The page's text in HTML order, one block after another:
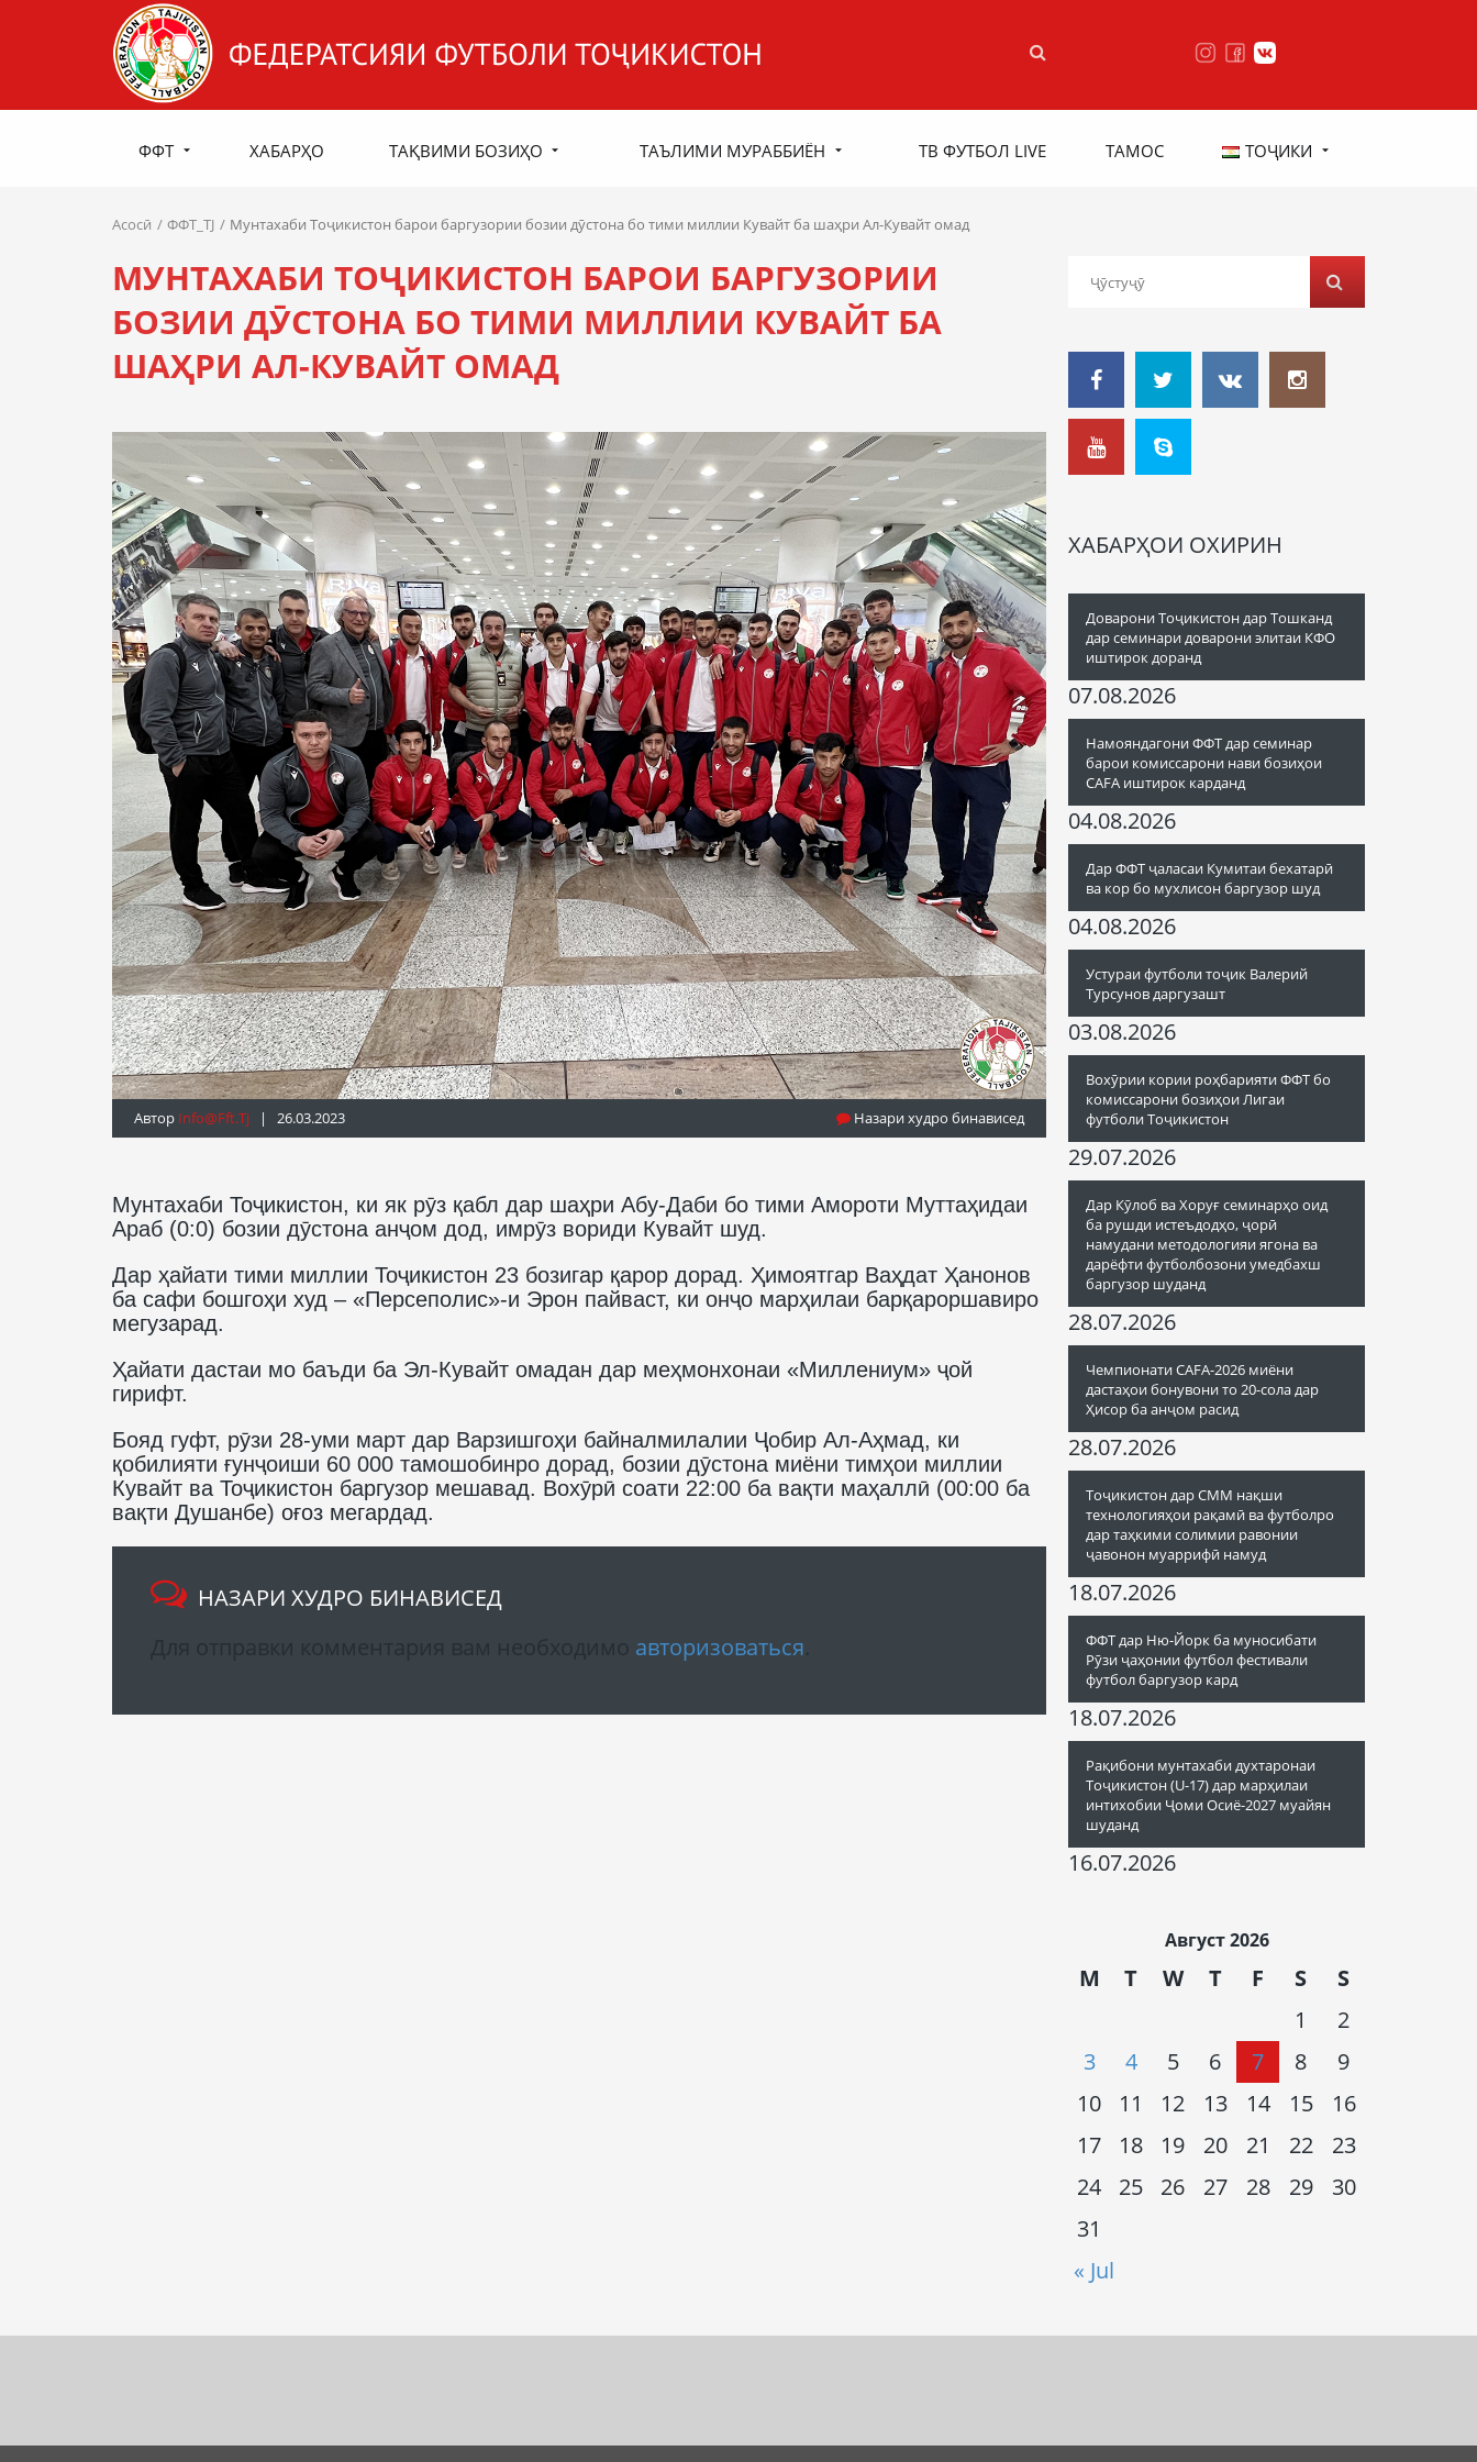
ФФТ ХАБАРҲО ТАҚВИМИ БОЗИҲО ТАЪЛИМИ МУРАББИЁН ТВ ФУТБОЛ LIVE ТАМОС ТОҶИКИ
Асосӣ ФФТ_TJ Мунтахаби Тоҷикистон барои баргузории бозии дӯстона бо тими миллии Кувайт ба шаҳри Ал-Кувайт омад
МУНТАХАБИ ТОҶИКИСТОН БАРОИ БАРГУЗОРИИ
БОЗИИ ДӮСТОНА БО ТИМИ МИЛЛИИ КУВАЙТ БА
ШАҲРИ АЛ-КУВАЙТ ОМАД
Автор Info@fft.tj | 26.03.2023 Назари худро бинависед
Мунтахаби Тоҷикистон, ки як рӯз қабл дар шаҳри Абу-Даби бо тими Амороти Муттаҳидаи
Араб (0:0) бозии дӯстона анҷом дод, имрӯз вориди Кувайт шуд.
Дар ҳайати тими миллии Тоҷикистон 23 бозигар қарор дорад. Ҳимоятгар Ваҳдат Ҳанонов
ба сафи бошгоҳи худ – «Персеполис»-и Эрон пайваст, ки онҷо марҳилаи барқароршавиро
мегузарад.
Ҳайати дастаи мо баъди ба Эл-Кувайт омадан дар меҳмонхонаи «Миллениум» ҷой
гирифт.
Бояд гуфт, рӯзи 28-уми март дар Варзишгоҳи байналмилалии Ҷобир Ал-Аҳмад, ки
қобилияти ғунҷоиши 60 000 тамошобинро дорад, бозии дӯстона миёни тимҳои миллии
Кувайт ва Тоҷикистон баргузор мешавад. Вохӯрӣ соати 22:00 ба вақти маҳаллӣ (00:00 ба
вақти Душанбе) оғоз мегардад.
НАЗАРИ ХУДРО БИНАВИСЕД
авторизоваться
ХАБАРҲОИ ОХИРИН
Доварони Тоҷикистон дар Тошканд
дар семинари доварони элитаи КФО
иштирок доранд
07.08.2026
Намояндагони ФФТ дар семинар
барои комиссарони нави бозиҳои
CAFA иштирок карданд
04.08.2026
Дар ФФТ ҷаласаи Кумитаи бехатарӣ
ва кор бо мухлисон баргузор шуд
04.08.2026
Устураи футболи тоҷик Валерий
Турсунов даргузашт
03.08.2026
Вохӯрии кории роҳбарияти ФФТ бо
комиссарони бозиҳои Лигаи
футболи Тоҷикистон
29.07.2026
Дар Кӯлоб ва Хоруғ семинарҳо оид
ба рушди истеъдодҳо, ҷорӣ
намудани методологияи ягона ва
дарёфти футболбозони умедбахш
баргузор шуданд
28.07.2026
Чемпионати CAFA-2026 миёни
дастаҳои бонувони то 20-сола дар
Ҳисор ба анҷом расид
28.07.2026
Тоҷикистон дар СММ нақши
технологияҳои рақамӣ ва футболро
дар таҳкими солимии равонии
ҷавонон муаррифӣ намуд
18.07.2026
ФФТ дар Ню-Йорк ба муносибати
Рӯзи ҷаҳонии футбол фестивали
футбол баргузор кард
18.07.2026
Рақибони мунтахаби духтаронаи
Тоҷикистон (U-17) дар марҳилаи
интихобии Ҷоми Осиё-2027 муайян
шуданд
16.07.2026
Август 2026
M T W T F S S
« Jul
1
2
3
4 5 6 7 8
9
10
11 12 13 14 15
16
17
18 19 20 21 22
23
24
25 26 27 28 29
30
31